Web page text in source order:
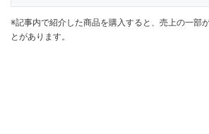
※記事内で紹介した商品を購入すると、売上の一部
とがあります。